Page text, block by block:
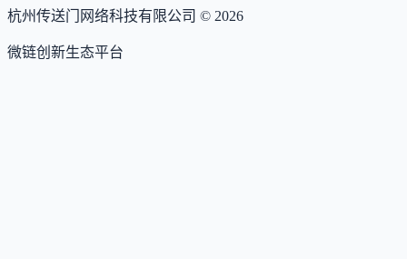
杭州传送门网络科技有限公司 © 2026
微链创新生态平台